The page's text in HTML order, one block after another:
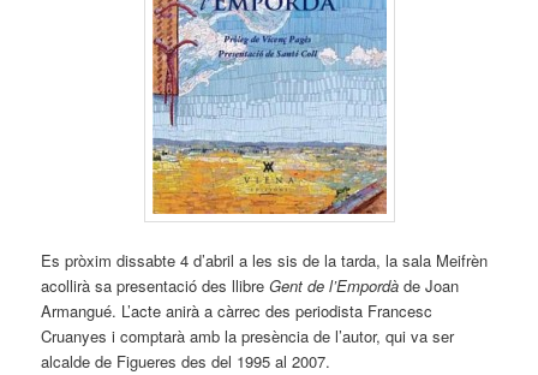
Es pròxim dissabte 4 d’abril a les sis de la tarda, la sala Meifrèn
acollirà sa presentació des llibreGent de l’Empordà de Joan
Armangué. L’acte anirà a càrrec des periodista Francesc
Cruanyes i comptarà amb la presència de l’autor, qui va ser
alcalde de Figueres des del 1995 al 2007.